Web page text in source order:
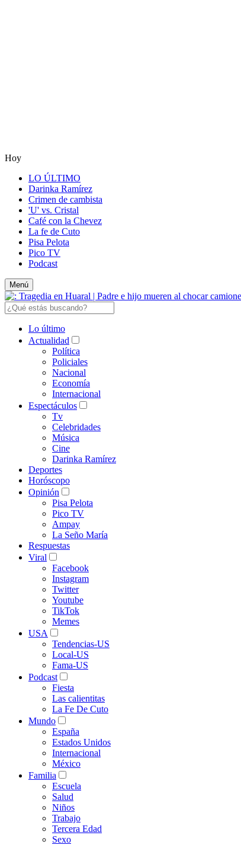
Hoy
LO ÚLTIMO
Darinka Ramírez
Crimen de cambista
'U' vs. Cristal
Café con la Chevez
La fe de Cuto
Pisa Pelota
Pico TV
Podcast
Menú
Lo último
Actualidad
Política
Policiales
Nacional
Economía
Internacional
Espectáculos
Tv
Celebridades
Música
Cine
Darinka Ramírez
Deportes
Horóscopo
Opinión
Pisa Pelota
Pico TV
Ampay
La Seño María
Respuestas
Viral
Facebook
Instagram
Twitter
Youtube
TikTok
Memes
USA
Tendencias-US
Local-US
Fama-US
Podcast
Fiesta
Las calientitas
La Fe De Cuto
Mundo
España
Estados Unidos
Internacional
México
Familia
Escuela
Salud
Niños
Trabajo
Tercera Edad
Sexo